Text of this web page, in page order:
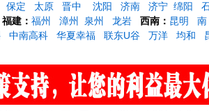
保定 太原 晋中 沈阳 济南 济宁 绵阳
福建： 福州 漳州 泉州 龙岩 西南： 昆明
南
中南高科 华夏幸福 联东U谷 万洋 均和